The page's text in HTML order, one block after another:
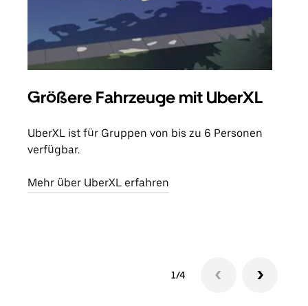
Größere Fahrzeuge mit UberXL
UberXL ist für Gruppen von bis zu 6 Personen
verfügbar.
Mehr über UberXL erfahren
1/4